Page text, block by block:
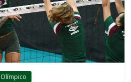
Olímpico